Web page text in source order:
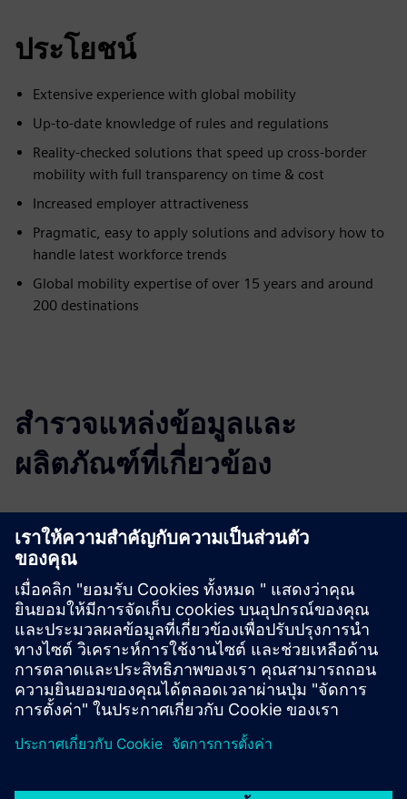
ประโยชน์
Extensive experience with global mobility
Up-to-date knowledge of rules and regulations
Reality-checked solutions that speed up cross-border
mobility with full transparency on time & cost
Increased employer attractiveness
Pragmatic, easy to apply solutions and advisory how to
handle latest workforce trends
Global mobility expertise of over 15 years and around
200 destinations
สำรวจแหล่งข้อมูลและ
ผลิตภัณฑ์ที่เกี่ยวข้อง
ข้อมูลและแหล่งข้อมูลเพิ่มเติม
More information
เงื่อนไขเบื้องต้น
Access to HR data (e.g. Workday, Successfactors) as well as
travel data necessary for meaningful analysis